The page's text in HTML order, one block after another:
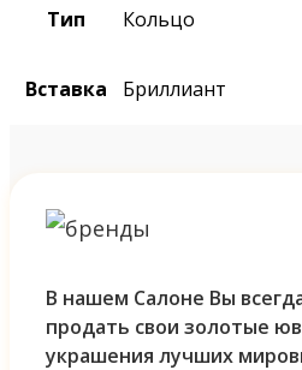
Тип Кольцо
Вставка Бриллиант
В нашем Салоне Вы
продать свои золотые
украшения лучших